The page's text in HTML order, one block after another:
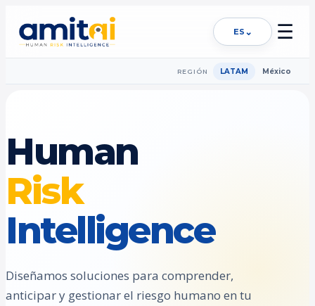
ES ⌄ ☰
REGIÓN LATAM México
Human
Risk
Intelligence
Diseñamos soluciones para comprender,
anticipar y gestionar el riesgo humano en tu